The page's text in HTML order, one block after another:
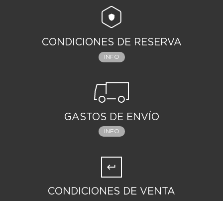
CONDICIONES DE RESERVA
INFO
GASTOS DE ENVÍO
INFO
CONDICIONES DE VENTA